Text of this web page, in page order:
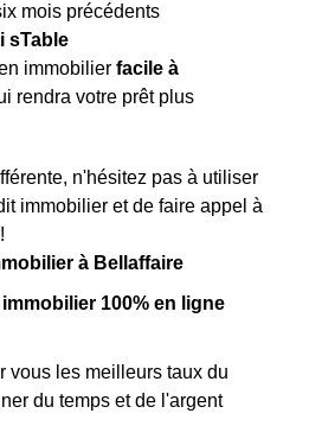
mois précédents
sTable
immobilier facile à
rendra votre prêt plus
n'hésitez pas à utiliser
immobilier et de faire appel à
à Bellaffaire
100% en ligne
vous les meilleurs taux du
du temps et de l'argent